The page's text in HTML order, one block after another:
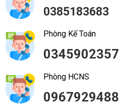
0385183683
Phòng Kế Toán
0345902357
Phòng HCNS
0967929488